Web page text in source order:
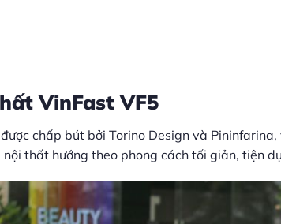
VinFast VF5
chấp bút bởi Torino Design và
nội thất hướng theo phong cách tối giản, tiện